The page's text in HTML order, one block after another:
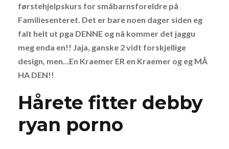
førstehjelpskurs for småbarnsforeldre på
Familiesenteret. Det er bare noen dager siden eg
falt helt ut pga DENNE og nå kommer det jaggu
meg enda en!! Jaja, ganske 2 vidt forskjellige
design, men…En Kraemer ER en Kraemer og eg MÅ
HA DEN!!
Hårete fitter debby
ryan porno